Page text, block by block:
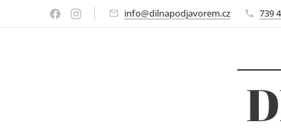
info@dilnapodjavorem.cz 739